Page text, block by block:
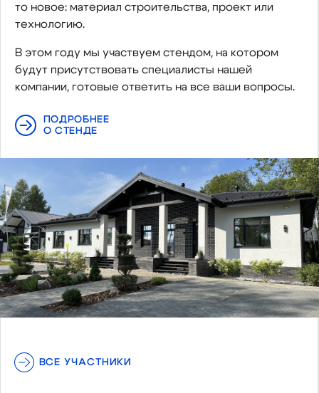
то новое: материал строительства, проект или
технологию.
В этом году мы участвуем стендом, на котором
будут присутствовать специалисты нашей
компании, готовые ответить на все ваши вопросы.
ПОДРОБНЕЕ
О СТЕНДЕ
Предыдущий
ВСЕ УЧАСТНИКИ